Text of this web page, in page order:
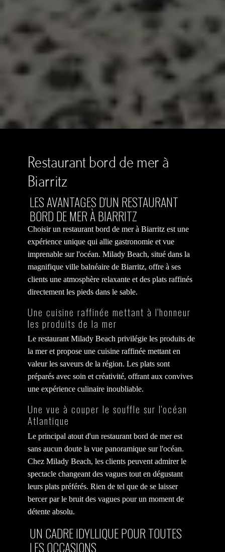
Restaurant bord de mer à
Biarritz
LES AVANTAGES D'UN RESTAURANT
BORD DE MER À BIARRITZ
Choisir un restaurant bord de mer à Biarritz est une
expérience unique qui allie gastronomie et vue
imprenable sur l'océan. Milady Beach, situé dans la
magnifique ville balnéaire de Biarritz, offre à ses
clients une atmosphère relaxante et des plats raffinés
directement les pieds dans le sable.
Une cuisine raffinée mettant à l'honneur
les produits de la mer
Le restaurant Milady Beach privilégie les produits de
la mer et propose une cuisine raffinée mettant en
valeur les saveurs de la région. Les plats sont
préparés avec soin et créativité, offrant aux convives
une expérience culinaire inoubliable.
Une vue à couper le souffle sur l'océan
Atlantique
Le principal atout d'un restaurant bord de mer est
sans aucun doute la vue panoramique sur l'océan.
Chez Milady Beach, les clients peuvent admirer le
spectacle changeant des vagues tout en dégustant
leurs plats préférés. Rien de tel que de se laisser
bercer par le bruit des vagues pour un moment de
détente absolu.
UN CADRE IDYLLIQUE POUR TOUTES
LES OCCASIONS